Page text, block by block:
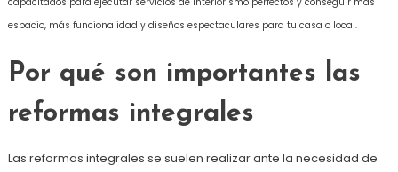
espacio, más funcionalidad y diseños espectaculares para tu casa o local.
Por qué son importantes las
reformas integrales
Las reformas integrales se suelen realizar ante la necesidad de